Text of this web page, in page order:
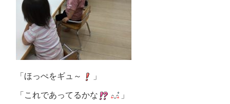
「ほっぺをギュ～ 」
「これであってるかな 」